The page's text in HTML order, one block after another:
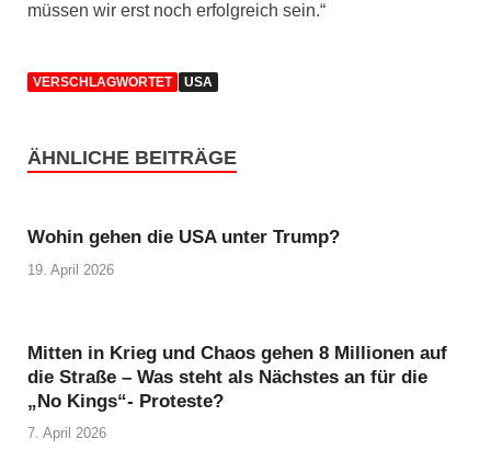
müssen wir erst noch erfolgreich sein.“
VERSCHLAGWORTET USA
ÄHNLICHE BEITRÄGE
Wohin gehen die USA unter Trump?
19. April 2026
Mitten in Krieg und Chaos gehen 8 Millionen auf
die Straße – Was steht als Nächstes an für die
„No Kings“- Proteste?
7. April 2026